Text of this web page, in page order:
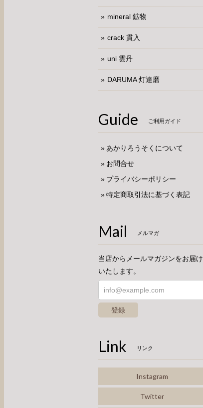
mineral 鉱物
crack 貫入
uni 雲丹
DARUMA 灯達磨
Guide ご利用ガイド
あかりろうそくについて
お問合せ
プライバシーポリシー
特定商取引法に基づく表記
Mail メルマガ
当店からメールマガジンをお届け
いたします。
登録
Link リンク
Instagram
Twitter